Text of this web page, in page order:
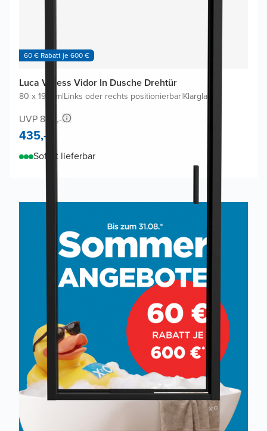
60 € Rabatt je 600 €
Luca Varess Vidor In Dusche Drehtür
80 x 190cm|Links oder rechts positionierbar|Klarglas
UVP 840,-
435,-
Sofort lieferbar